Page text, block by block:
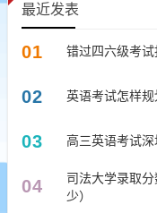
最近发表
01 错过四六级考试
02 英语考试怎样规
03 高三英语考试
04
司法大学录取
少）